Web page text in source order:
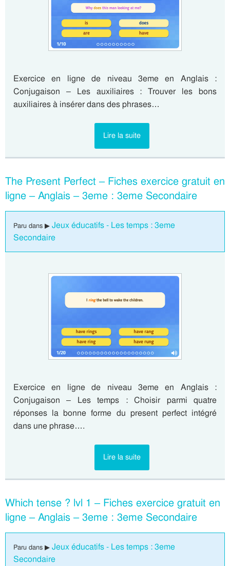
Exercice en ligne de niveau 3eme en Anglais :
Conjugaison – Les auxiliaires : Trouver les bons
auxiliaires à insérer dans des phrases…
Lire la suite
The Present Perfect – Fiches exercice gratuit en
ligne – Anglais – 3eme : 3eme Secondaire
Paru dans ▶ Jeux éducatifs - Les temps : 3eme
Secondaire
Exercice en ligne de niveau 3eme en Anglais :
Conjugaison – Les temps : Choisir parmi quatre
réponses la bonne forme du present perfect intégré
dans une phrase….
Lire la suite
Which tense ? lvl 1 – Fiches exercice gratuit en
ligne – Anglais – 3eme : 3eme Secondaire
Paru dans ▶ Jeux éducatifs - Les temps : 3eme
Secondaire